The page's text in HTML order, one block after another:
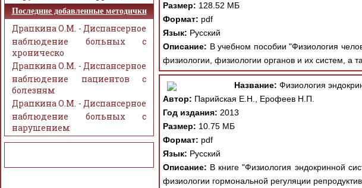
Размер: 128.52 МБ
Формат: pdf
Язык: Русский
Описание: В учебном пособии "Физиология
физиологии, физиологии органов и их систем, а
Название: Физиология
Автор: Парийская Е.Н., Ерофеев Н.П.
Год издания: 2013
Размер: 10.75 МБ
Формат: pdf
Язык: Русский
Описание: В книге "Физиология эндокринной
физиологии гормональной регуляции
Последние добавленные методички
Драпкина О.М. - Диспансерное
наблюдение больных с
хроническо
Драпкина О.М. - Диспансерное
наблюдение пациентов с
болезням
Драпкина О.М. - Диспансерное
наблюдение больных с
нарушением